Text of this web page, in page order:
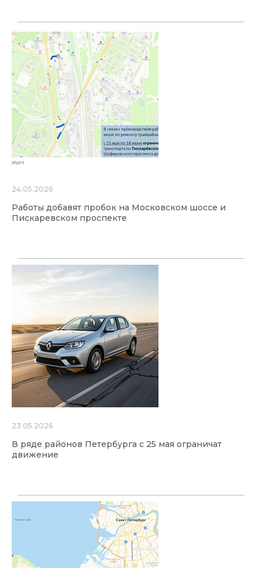
24.05.2026
Работы добавят пробок на Московском шоссе и
Пискаревском проспекте
23.05.2026
В ряде районов Петербурга с 25 мая ограничат
движение